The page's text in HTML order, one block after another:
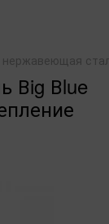
Вig Вlue